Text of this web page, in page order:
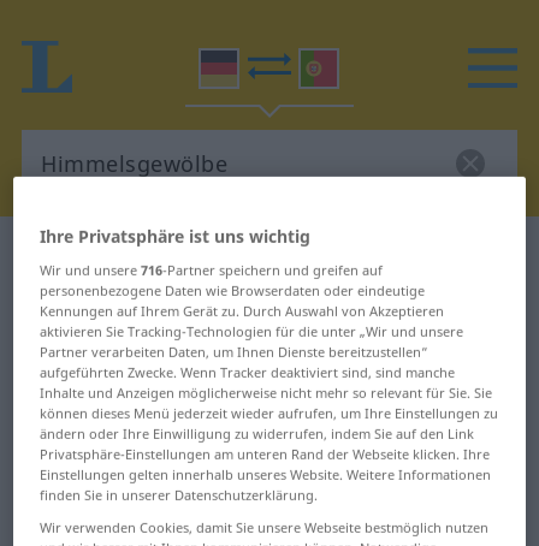
Deutsch-Portugiesisch Wörterbuch
Himmelsgewölbe
Deutsch-Portugiesisch
Übersetzung für
"Himmelsgewölbe"
"Himmelsgewölbe" Portugiesisch
Übersetzung
Ihre Privatsphäre ist uns wichtig
Wir und unsere716-Partner speichern und greifen auf
personenbezogene Daten wie Browserdaten oder eindeutige
Kennungen auf Ihrem Gerät zu. Durch Auswahl von Akzeptieren
aktivieren Sie Tracking-Technologien für die unter „Wir und unsere
Partner verarbeiten Daten, um Ihnen Dienste bereitzustellen“
aufgeführten Zwecke. Wenn Tracker deaktiviert sind, sind manche
Inhalte und Anzeigen möglicherweise nicht mehr so relevant für Sie. Sie
können dieses Menü jederzeit wieder aufrufen, um Ihre Einstellungen zu
ändern oder Ihre Einwilligung zu widerrufen, indem Sie auf den Link
Privatsphäre-Einstellungen am unteren Rand der Webseite klicken. Ihre
Einstellungen gelten innerhalb unseres Website. Weitere Informationen
finden Sie in unserer Datenschutzerklärung.
Wir verwenden Cookies, damit Sie unsere Webseite bestmöglich nutzen